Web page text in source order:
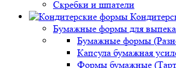
Скребки и шпатели
Бумажные формы для
Бумажные формы
Капсула бумажная
Формы бумажные